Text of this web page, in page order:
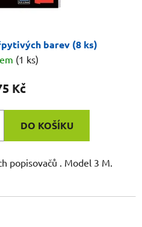
barev (8 ks)
(1 ks)
Kč
DO KOŠÍKU
popisovačů . Model 3 M.